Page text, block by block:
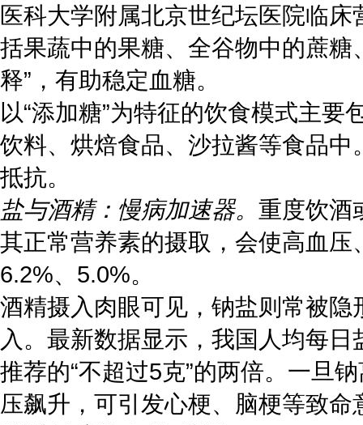
医科大学附属北京世纪坛医院临
括果蔬中的果糖、全谷物中的蔗
释”，有助稳定血糖。
以“添加糖”为特征的饮食模式主
饮料、烘焙食品、沙拉酱等食品
抵抗。
盐与酒精：慢病加速器。 重度饮酒
其正常营养素的摄取，会使高血
6.2%、5.0%。
酒精摄入肉眼可见，钠盐则常被
入。最新数据显示，我国人均每
推荐的“不超过5克”的两倍。一旦
压飙升，可引发心梗、脑梗等致命